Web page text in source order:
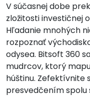
V súčasnej dobe
zložitosti investičnej
Hľadanie mnohých
rozpoznať
odysea. Bitsoft 360
mudrcov, ktorý
húštinu. Zefektívnite
presvedčením spolu